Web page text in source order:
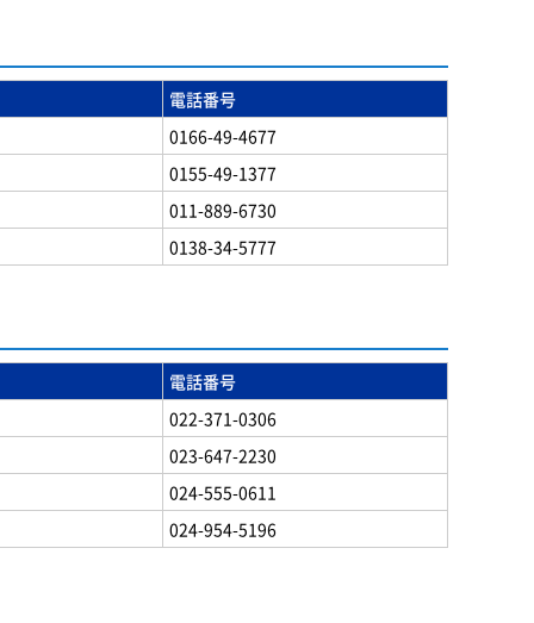
電話番号
0166-49-4677
0155-49-1377
011-889-6730
0138-34-5777
電話番号
022-371-0306
023-647-2230
024-555-0611
024-954-5196